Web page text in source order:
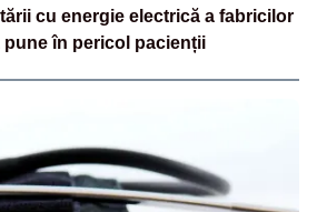
cu energie electrică a fabricilor
pune în pericol pacienții